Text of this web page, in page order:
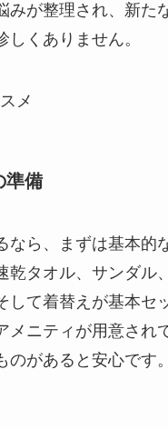
みが整理され、新た
くありません。
メ
準備
なら、まずは基本的
乾タオル、サンダル
して着替えが基本セ
メニティが用意され
のがあると安心です。